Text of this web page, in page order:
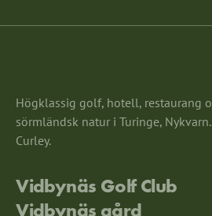
Högklassig golf, hotell, restaurang
sörmländsk natur i Turinge,
Curley.
Vidbynäs Golf Club
Vidbynäs gård